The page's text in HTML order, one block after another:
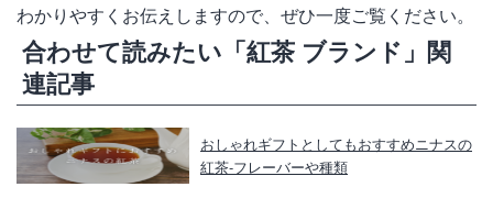
わかりやすくお伝えしますので、ぜひ一度ご覧ください。
合わせて読みたい「紅茶 ブランド」関
連記事
おしゃれギフトとしてもおすすめニナスの
紅茶‐フレーバーや種類